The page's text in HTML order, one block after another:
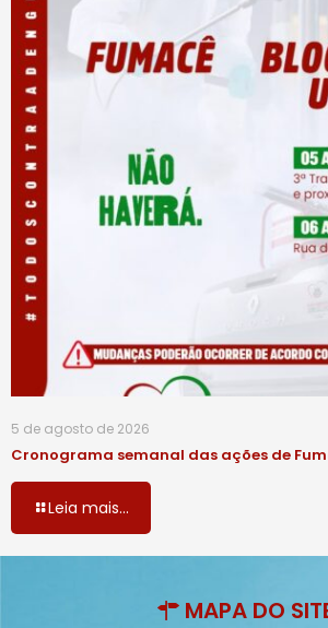
5 de agosto de 2026
Cronograma semanal das ações de
Leia mais...
MAPA DO